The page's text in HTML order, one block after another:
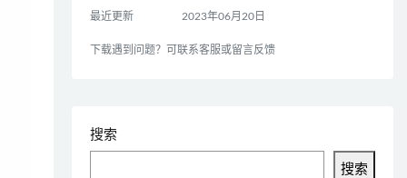
最近更新 2023年06月20日
下载遇到问题？可联系客服或留言反馈
搜索
搜索